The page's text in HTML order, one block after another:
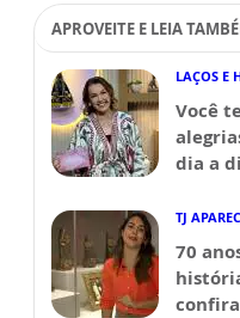
APROVEITE E LEIA
LAÇOS E
Você
dia a
TJ
70
confira